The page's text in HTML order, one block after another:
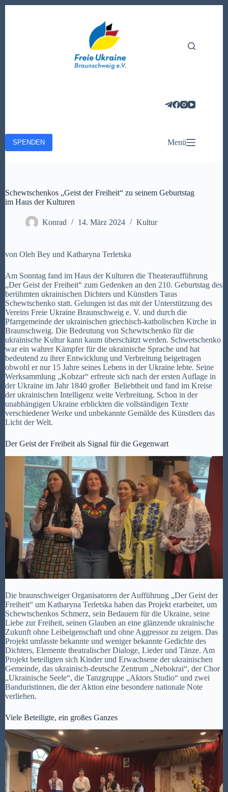
SPENDEN Menü
Schewtschenkos „Geist der Freiheit“ zu seinem Geburtstag
im Haus der Kulturen
Konrad 14. März 2024 Kultur
von Oleh Bey und Katharyna Terletska
Am Sonntag fand im Haus der Kulturen die Theateraufführung
„Der Geist der Freiheit“ zum Gedenken an den 210. Geburtstag des
berühmten ukrainischen Dichters und Künstlers Taras
Schewtschenko statt. Gelungen ist das mit der Unterstützung des
Vereins Freie Ukraine Braunschweig e. V. und durch die
Pfarrgemeinde der ukrainischen griechisch-katholischen Kirche in
Braunschweig. Die Bedeutung von Schewtschenko für die
ukrainische Kultur kann kaum überschätzt werden. Schwetschenko
war ein wahrer Kämpfer für die ukrainische Sprache und hat
bedeutend zu ihrer Entwicklung und Verbreitung beigetragen
obwohl er nur 15 Jahre seines Lebens in der Ukraine lebte. Seine
Werksammlung „Kobzar“ erfreute sich nach der ersten Auflage in
der Ukraine im Jahr 1840 großer Beliebtheit und fand im Kreise
der ukrainischen Intelligenz weite Verbreitung. Schon in der
unabhängigen Ukraine erblickten die vollständigen Texte
verschiedener Werke und unbekannte Gemälde des Künstlers das
Licht der Welt.
Der Geist der Freiheit als Signal für die Gegenwart
Die braunschweiger Organisatoren der Aufführung „Der Geist der
Freiheit“ um Katharyna Terletska haben das Projekt erarbeitet, um
Schewtschenkos Schmerz, sein Bedauern für die Ukraine, seine
Liebe zur Freiheit, seinen Glauben an eine glänzende ukrainische
Zukunft ohne Leibeigenschaft und ohne Aggressor zu zeigen. Das
Projekt umfasste bekannte und weniger bekannte Gedichte des
Dichters, Elemente theatralischer Dialoge, Lieder und Tänze. Am
Projekt beteiligten sich Kinder und Erwachsene der ukrainischen
Gemeinde, das ukrainisch-deutsche Zentrum „Nebokrai“, der Chor
„Ukrainische Seele“, die Tanzgruppe „Aktors Studio“ und zwei
Banduristinnen, die der Aktion eine besondere nationale Note
verliehen.
Viele Beteiligte, ein großes Ganzes